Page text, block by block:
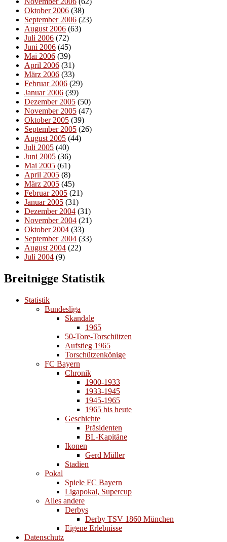
Oktober 2006 (38)
September 2006 (23)
August 2006 (63)
Juli 2006 (72)
Juni 2006 (45)
Mai 2006 (39)
April 2006 (31)
März 2006 (33)
Februar 2006 (29)
Januar 2006 (39)
Dezember 2005 (50)
November 2005 (47)
Oktober 2005 (39)
September 2005 (26)
August 2005 (44)
Juli 2005 (40)
Juni 2005 (36)
Mai 2005 (61)
April 2005 (8)
März 2005 (45)
Februar 2005 (21)
Januar 2005 (31)
Dezember 2004 (31)
November 2004 (21)
Oktober 2004 (33)
September 2004 (33)
August 2004 (22)
Juli 2004 (9)
Breitnigge Statistik
Statistik
Bundesliga
Skandale
1965
50-Tore-Torschützen
Aufstieg 1965
Torschützenkönige
FC Bayern
Chronik
1900-1933
1933-1945
1945-1965
1965 bis heute
Geschichte
Präsidenten
BL-Kapitäne
Ikonen
Gerd Müller
Stadien
Pokal
Spiele FC Bayern
Ligapokal, Supercup
Alles andere
Derbys
Derby TSV 1860 München
Eigene Erlebnisse
Datenschutz